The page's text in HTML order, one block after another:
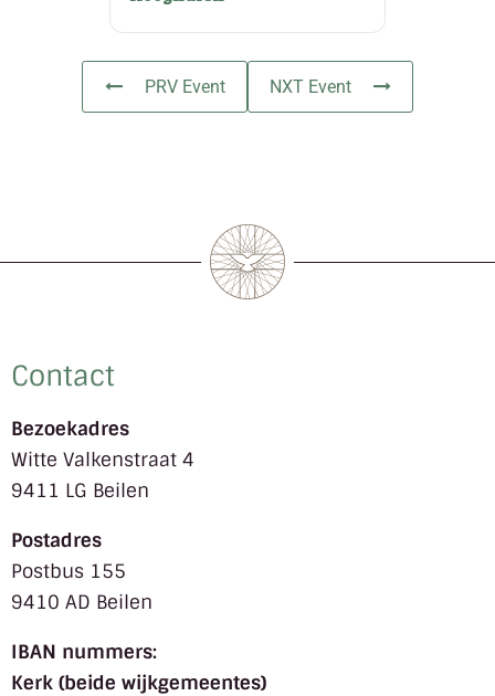
PRV Event NXT Event
Contact
Bezoekadres
Witte Valkenstraat 4
9411 LG Beilen
Postadres
Postbus 155
9410 AD Beilen
IBAN nummers:
Kerk (beide wijkgemeentes)